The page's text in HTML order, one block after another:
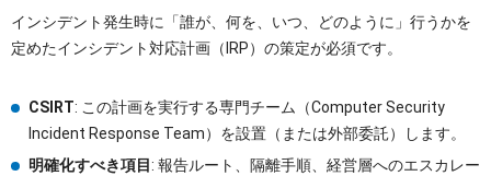
インシデント発生時に「誰が、何を、いつ、どのように」行うかを
定めたインシデント対応計画（IRP）の策定が必須です。
CSIRT: この計画を実行する専門チーム（Computer Security
Incident Response Team）を設置（または外部委託）します。
明確化すべき項目: 報告ルート、隔離手順、経営層へのエスカレー